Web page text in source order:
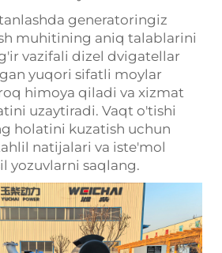
generatoringiz
muhitining aniq talablarini
vazifali dizel dvigatellar
yuqori sifatli moylar
himoya qiladi va xizmat
uzaytiradi. Vaqt o'tishi
holatini kuzatish uchun
natijalari va iste'mol
yozuvlarni saqlang.